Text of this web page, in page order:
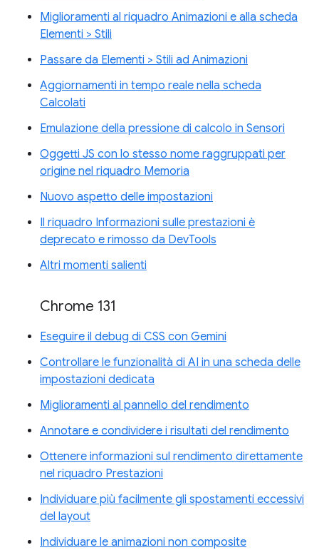
Miglioramenti al riquadro Animazioni e alla scheda
Elementi > Stili
Passare da Elementi > Stili ad Animazioni
Aggiornamenti in tempo reale nella scheda
Calcolati
Emulazione della pressione di calcolo in Sensori
Oggetti JS con lo stesso nome raggruppati per
origine nel riquadro Memoria
Nuovo aspetto delle impostazioni
Il riquadro Informazioni sulle prestazioni è
deprecato e rimosso da DevTools
Altri momenti salienti
Chrome 131
Eseguire il debug di CSS con Gemini
Controllare le funzionalità di AI in una scheda delle
impostazioni dedicata
Miglioramenti al pannello del rendimento
Annotare e condividere i risultati del rendimento
Ottenere informazioni sul rendimento direttamente
nel riquadro Prestazioni
Individuare più facilmente gli spostamenti eccessivi
del layout
Individuare le animazioni non composite